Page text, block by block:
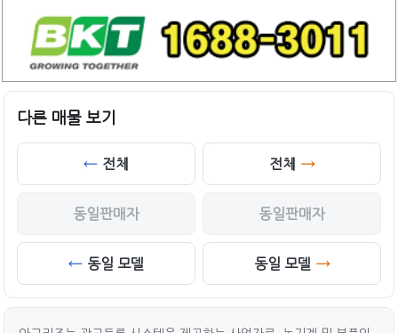
다른 매물 보기
전체
동일판매자
동일 모델
전체
동일판매자
동일 모델